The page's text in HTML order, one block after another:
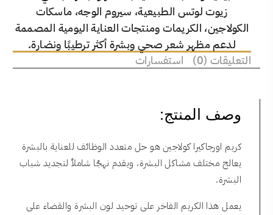
زيوت لوتس الطبيعية، سيروم الوجه، ماسكات
الكولاجين، الكريمات ومنتجات العناية اليومية المصممة
لدعم مظهر شعر صحي وبشرة أكثر ترطيبًا ونضارة.
التعليقات (0)
استفسارات
وصف المنتج:
كريم اورجاكيرا كولاجين هو حل متعدد الوظائف للعناية بالبشرة
يعالج مختلف مشاكل البشرة، ويقدم نهجًا شاملاً لتجديد شباب
البشرة.
يعمل هذا الكريم الفاخر على توحيد لون البشرة والقضاء على